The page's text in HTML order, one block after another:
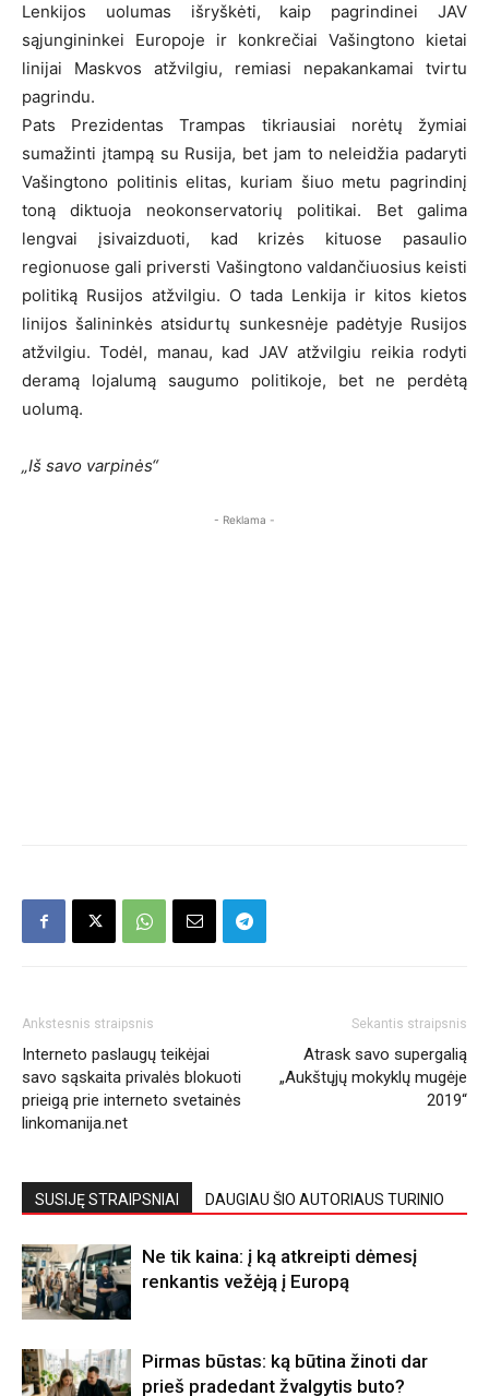
Lenkijos uolumas išryškėti, kaip pagrindinei JAV
sąjungininkei Europoje ir konkrečiai Vašingtono kietai
linijai Maskvos atžvilgiu, remiasi nepakankamai tvirtu
pagrindu.
Pats Prezidentas Trampas tikriausiai norėtų žymiai
sumažinti įtampą su Rusija, bet jam to neleidžia padaryti
Vašingtono politinis elitas, kuriam šiuo metu pagrindinį
toną diktuoja neokonservatorių politikai. Bet galima
lengvai įsivaizduoti, kad krizės kituose pasaulio
regionuose gali priversti Vašingtono valdančiuosius keisti
politiką Rusijos atžvilgiu. O tada Lenkija ir kitos kietos
linijos šalininkės atsidurtų sunkesnėje padėtyje Rusijos
atžvilgiu. Todėl, manau, kad JAV atžvilgiu reikia rodyti
deramą lojalumą saugumo politikoje, bet ne perdėtą
uolumą.
„Iš savo varpinės“
- Reklama -
Ankstesnis straipsnis
Interneto paslaugų teikėjai
savo sąskaita privalės blokuoti
prieigą prie interneto svetainės
linkomanija.net
Sekantis straipsnis
Atrask savo supergalią
„Aukštųjų mokyklų mugėje
2019“
SUSIJĘ STRAIPSNIAI DAUGIAU ŠIO AUTORIAUS TURINIO
Ne tik kaina: į ką atkreipti dėmesį
renkantis vežėją į Europą
Pirmas būstas: ką būtina žinoti dar
prieš pradedant žvalgytis buto?